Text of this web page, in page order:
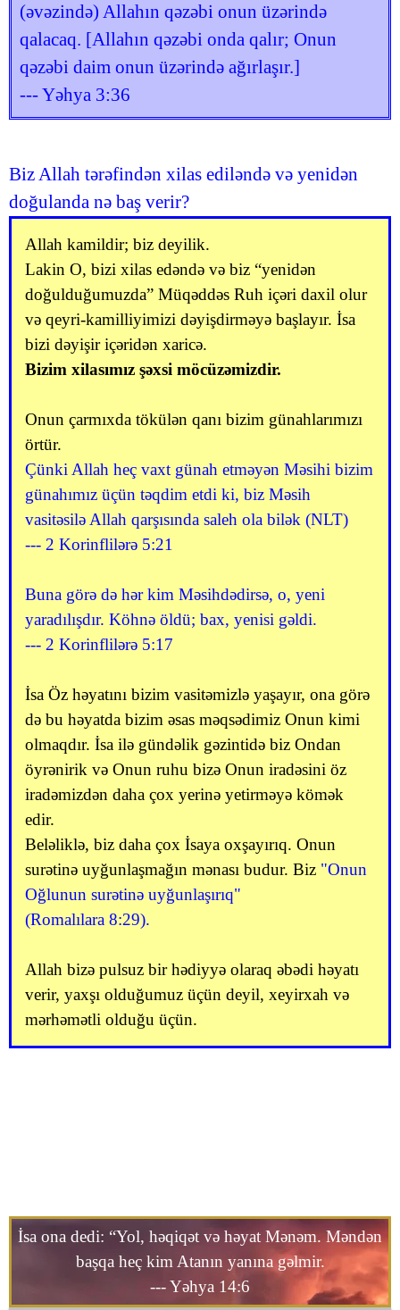
(əvəzində) Allahın qəzəbi onun üzərində
qalacaq. [Allahın qəzəbi onda qalır; Onun
qəzəbi daim onun üzərində ağırlaşır.]
--- Yəhya 3:36
Biz Allah tərəfindən xilas ediləndə və yenidən
doğulanda nə baş verir?
Allah kamildir; biz deyilik.
Lakin O, bizi xilas edəndə və biz “yenidən
doğulduğumuzda” Müqəddəs Ruh içəri daxil olur
və qeyri-kamilliyimizi dəyişdirməyə başlayır. İsa
bizi dəyişir içəridən xaricə.
Bizim xilasımız şəxsi möcüzəmizdir.
Onun çarmıxda tökülən qanı bizim günahlarımızı
örtür.
Çünki Allah heç vaxt günah etməyən Məsihi bizim
günahımız üçün təqdim etdi ki, biz Məsih
vasitəsilə Allah qarşısında saleh ola bilək (NLT)
--- 2 Korinflilərə 5:21
Buna görə də hər kim Məsihdədirsə, o, yeni
yaradılışdır. Köhnə öldü; bax, yenisi gəldi.
--- 2 Korinflilərə 5:17
İsa Öz həyatını bizim vasitəmizlə yaşayır, ona görə
də bu həyatda bizim əsas məqsədimiz Onun kimi
olmaqdır. İsa ilə gündəlik gəzintidə biz Ondan
öyrənirik və Onun ruhu bizə Onun iradəsini öz
iradəmizdən daha çox yerinə yetirməyə kömək
edir.
Beləliklə, biz daha çox İsaya oxşayırıq. Onun
surətinə uyğunlaşmağın mənası budur. Biz "Onun
Oğlunun surətinə uyğunlaşırıq"
(Romalılara 8:29).
Allah bizə pulsuz bir hədiyyə olaraq əbədi həyatı
verir, yaxşı olduğumuz üçün deyil, xeyirxah və
mərhəmətli olduğu üçün.
İsa ona dedi: “Yol, həqiqət və həyat Mənəm. Məndən
başqa heç kim Atanın yanına gəlmir.
--- Yəhya 14:6